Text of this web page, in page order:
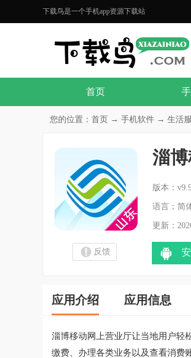
下载鸟是一个手机app资源下载站
首页
您的位置： 首页 → 手机软件 → 生活
淄
版本：
语言：简
更新：
反馈
应用介绍 应用信息
淄博移动网上营业厅让当地用户轻
缴费、办理各类业务以及查看消费